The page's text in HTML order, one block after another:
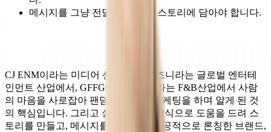
메시지를 그냥 전달하지 말고, 스토리에 담아야 합니다.
CJ ENM이라는 미디어 산업에서, 디즈니라는 글로벌 엔터테
인먼트 산업에서, GFFG에선 노티드라는 F&B산업에서 사람
의 마음을 사로잡아 팬덤을 만드는 마케팅을 하며 알게 된 것
의 핵심입니다. 그리고 실제로도 이 방식으로 도움을 드려 스
토리를 만들고, 메시지를 만들어서 성공적으로 론칭한 브랜드,